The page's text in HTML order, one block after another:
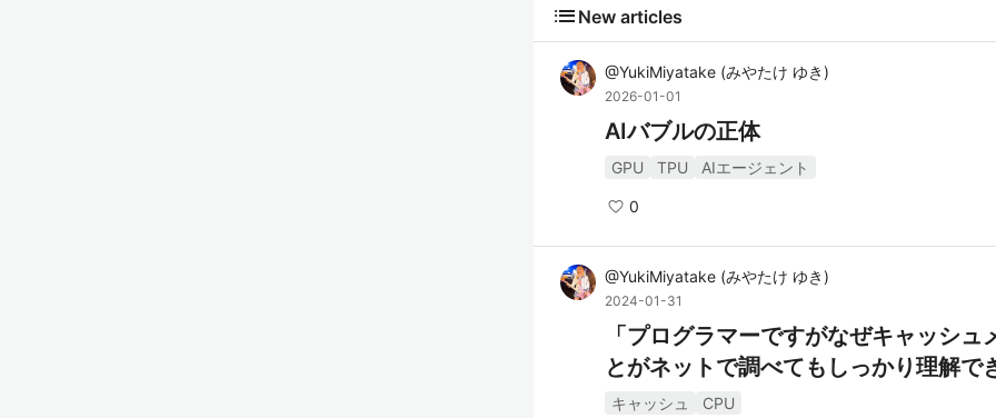
list New articles
@YukiMiyatake (みやたけ ゆき)
2026-01-01
AIバブルの正体
GPU TPU AIエージェント
0
@YukiMiyatake (みやたけ ゆき)
2024-01-31
「プログラマーですがなぜキャッシ
とがネットで調べてもしっかり理解で
キャッシュ CPU